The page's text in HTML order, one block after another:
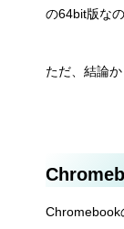
の64bit版な
ただ、結論
Chromebook